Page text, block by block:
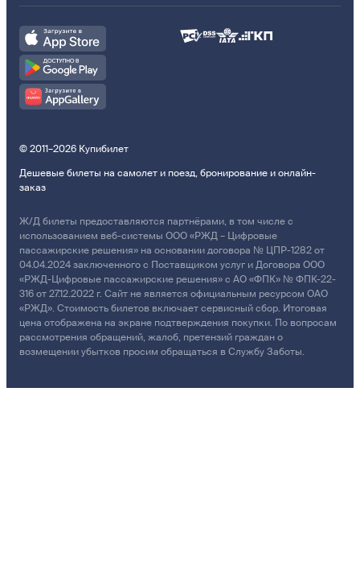
© 2011–2026 Купибилет
Дешевые билеты на самолет и поезд, бронирование и онлайн-
заказ
Ж/Д билеты предоставляются партнёрами, в том числе с
использованием веб-системы ООО «РЖД – Цифровые
пассажирские решения» на основании договора № ЦПР-1282 от
04.04.2024 заключенного с Поставщиком услуг и Договора ООО
«РЖД-Цифровые пассажирские решения» с АО «ФПК» № ФПК-22-
316 от 27.12.2022 г. Сайт не является официальным ресурсом ОАО
«РЖД». Стоимость билетов включает сервисный сбор. Итоговая
цена отображена на экране подтверждения покупки. По вопросам
рассмотрения обращений, жалоб, претензий граждан о
возмещении убытков просим обращаться в Службу Заботы.